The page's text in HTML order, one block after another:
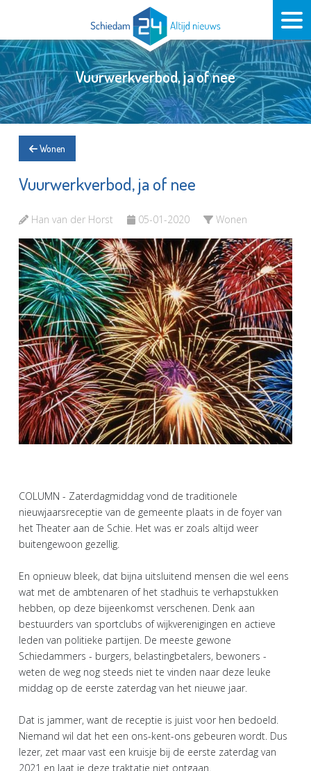
Vuurwerkverbod, ja of nee
Wonen
Vuurwerkverbod, ja of nee
Han van der Horst 05-01-2020 Wonen
COLUMN - Zaterdagmiddag vond de traditionele
nieuwjaarsreceptie van de gemeente plaats in de foyer van
het Theater aan de Schie. Het was er zoals altijd weer
buitengewoon gezellig.
En opnieuw bleek, dat bijna uitsluitend mensen die wel eens
wat met de ambtenaren of het stadhuis te verhapstukken
hebben, op deze bijeenkomst verschenen. Denk aan
bestuurders van sportclubs of wijkverenigingen en actieve
leden van politieke partijen. De meeste gewone
Schiedammers - burgers, belastingbetalers, bewoners -
weten de weg nog steeds niet te vinden naar deze leuke
middag op de eerste zaterdag van het nieuwe jaar.
Dat is jammer, want de receptie is juist voor hen bedoeld.
Niemand wil dat het een ons-kent-ons gebeuren wordt. Dus
lezer, zet maar vast een kruisje bij de eerste zaterdag van
2021 en laat je deze traktatie niet ontgaan.